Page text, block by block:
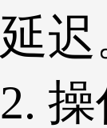
延迟
2.